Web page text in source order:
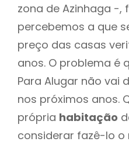
zona de Azinhaga -,
percebemos a que
preço das casas
anos. O problema é
Para Alugar não vai
nos próximos anos.
própria habitação
considerar fazê-lo o